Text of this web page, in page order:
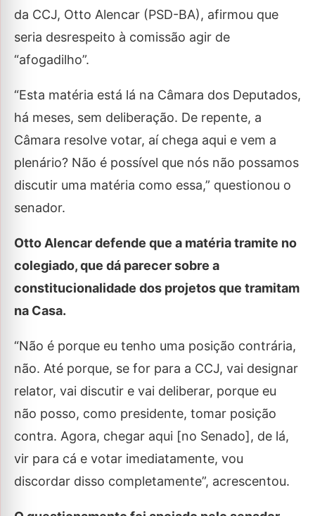
da CCJ, Otto Alencar (PSD-BA), afirmou que
seria desrespeito à comissão agir de
“afogadilho”.
“Esta matéria está lá na Câmara dos Deputados,
há meses, sem deliberação. De repente, a
Câmara resolve votar, aí chega aqui e vem a
plenário? Não é possível que nós não possamos
discutir uma matéria como essa,” questionou o
senador.
Otto Alencar defende que a matéria tramite no
colegiado, que dá parecer sobre a
constitucionalidade dos projetos que tramitam
na Casa.
“Não é porque eu tenho uma posição contrária,
não. Até porque, se for para a CCJ, vai designar
relator, vai discutir e vai deliberar, porque eu
não posso, como presidente, tomar posição
contra. Agora, chegar aqui [no Senado], de lá,
vir para cá e votar imediatamente, vou
discordar disso completamente”, acrescentou.